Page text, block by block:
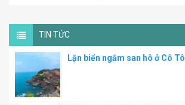
TIN TỨC
Lặn biển ngắm san hô ở Cô Tô